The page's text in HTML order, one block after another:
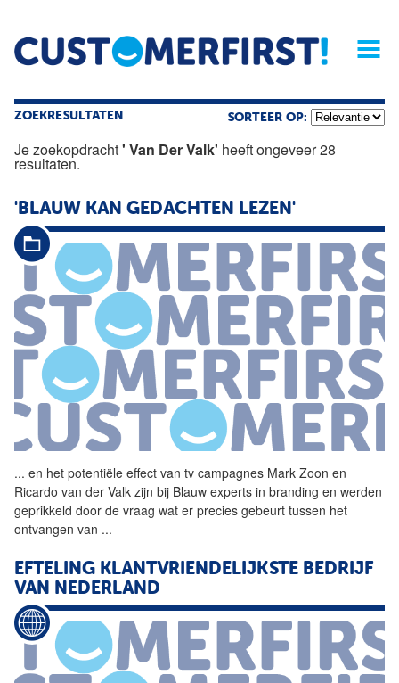
Home Opinie Archief
Magazine
ZOEKRESULTATEN SORTEER OP:
Je zoekopdracht' Van Der Valk' heeft ongeveer 28
resultaten.
'BLAUW KAN GEDACHTEN LEZEN'
... en het potentiële effect van tv campagnes Mark Zoon en
Ricardo van der Valk zijn bij Blauw experts in branding en werden
geprikkeld door de vraag wat er precies gebeurt tussen het
ontvangen van ...
EFTELING KLANTVRIENDELIJKSTE BEDRIJF
VAN NEDERLAND